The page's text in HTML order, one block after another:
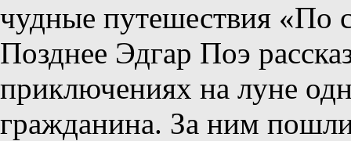
чудные путешествия «По
Позднее Эдгар Поэ
приключениях на луне
гражданина. За ним